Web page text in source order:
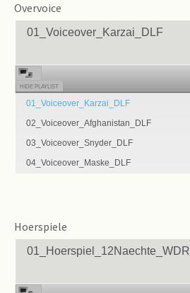
Overvoice
01_Voiceover_Karzai_DLF
HIDE PLAYLIST
01_Voiceover_Karzai_DLF
02_Voiceover_Afghanistan_DLF
03_Voiceover_Snyder_DLF
04_Voiceover_Maske_DLF
Hoerspiele
01_Hoerspiel_12Naechte_WDR